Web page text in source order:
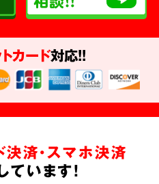
カード対応!!
済・スマホ決済
ています!